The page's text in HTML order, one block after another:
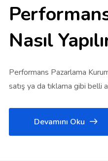
Nasıl
Performans Pazarlama
satış ya da tıklama gibi belli
Devamını Oku